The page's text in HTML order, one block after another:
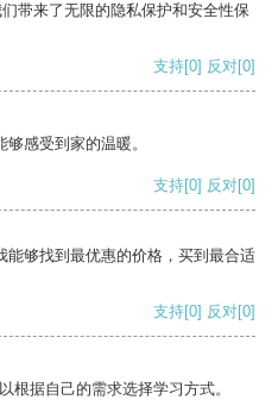
带来了无限的隐私保护和安全性保
支持[0] 反对[0]
感受到家的温暖。
支持[0] 反对[0]
能够找到最优惠的价格，买到最合适
支持[0] 反对[0]
根据自己的需求选择学习方式。